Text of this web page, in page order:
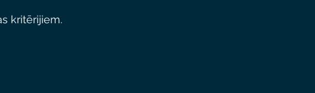
kritērijiem.